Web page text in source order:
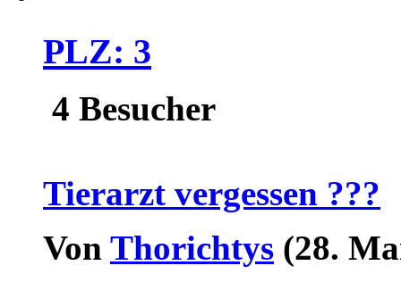
PLZ: 3
4 Besucher
Tierarzt vergessen ???
Von Thorichtys (28.